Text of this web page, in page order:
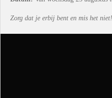
Zorg dat je erbij bent en mis het niet!